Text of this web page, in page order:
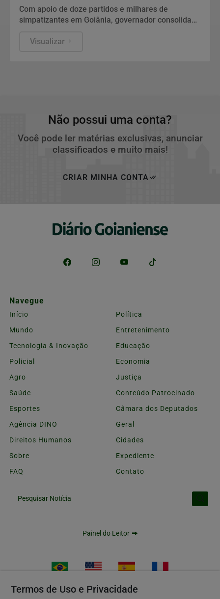
Com apoio de doze partidos e milhares de
simpatizantes em Goiânia, governador consolida
gestão estadual.
Visualizar
Não possui uma conta?
Você pode ler matérias exclusivas, anunciar
classificados e muito mais!
CRIAR MINHA CONTA
Navegue
Início
Política
Mundo
Entretenimento
Tecnologia & Inovação
Educação
Policial
Economia
Agro
Justiça
Saúde
Conteúdo Patrocinado
Esportes
Câmara dos Deputados
Agência DINO
Geral
Direitos Humanos
Cidades
Sobre
Expediente
FAQ
Contato
Pesquisar Notícia
Painel do Leitor
Termos de Uso e Privacidade